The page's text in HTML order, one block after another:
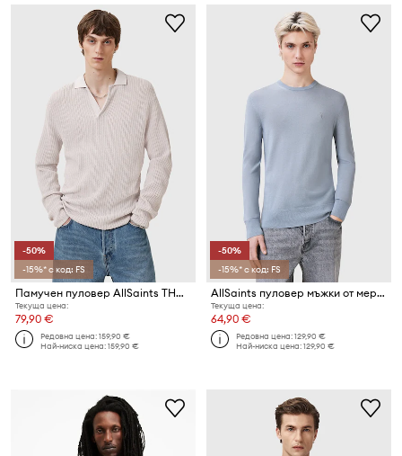
-50%
-15%* с код: FS
Памучен пуловер AllSaints THOMA
Текуща цена:
79,90 €
Редовна цена:159,90 €
Най-ниска цена:159,90 €
-50%
-15%* с код: FS
AllSaints пуловер мъжки от мериносова вълна
Текуща цена:
64,90 €
Редовна цена:129,90 €
Най-ниска цена:129,90 €